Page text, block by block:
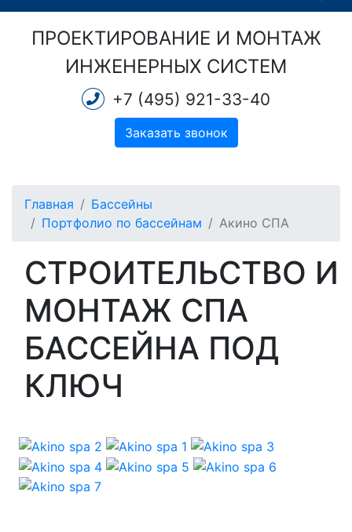
ПРОЕКТИРОВАНИЕ И МОНТАЖ
ИНЖЕНЕРНЫХ СИСТЕМ
+7 (495) 921-33-40
Заказать звонок
Главная
Бассейны
Портфолио по бассейнам
Акино СПА
СТРОИТЕЛЬСТВО И
МОНТАЖ СПА
БАССЕЙНА ПОД
КЛЮЧ